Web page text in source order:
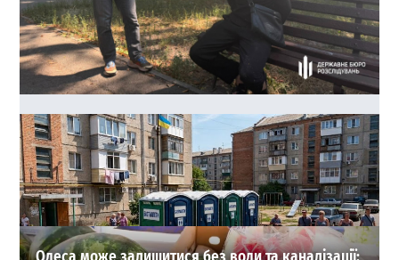
40 тисяч доларів за життя судді: в Одесі зірвали
замовне вбивство
0
03-08-2026 в 22:17
ВИБІР РЕДАКЦІЇ